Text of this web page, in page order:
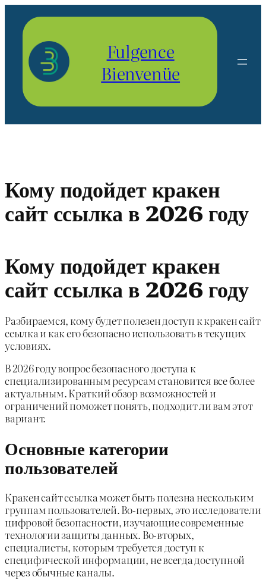
contenu
Fulgence
Bienvenüe
Кому подойдет кракен
сайт ссылка в 2026 году
Кому подойдет кракен
сайт ссылка в 2026 году
Разбираемся, кому будет полезен доступ к кракен сайт
ссылка и как его безопасно использовать в текущих
условиях.
В 2026 году вопрос безопасного доступа к
специализированным ресурсам становится все более
актуальным. Краткий обзор возможностей и
ограничений поможет понять, подходит ли вам этот
вариант.
Основные категории
пользователей
Кракен сайт ссылка может быть полезна нескольким
группам пользователей. Во-первых, это исследователи
цифровой безопасности, изучающие современные
технологии защиты данных. Во-вторых,
специалисты, которым требуется доступ к
специфической информации, не всегда доступной
через обычные каналы.